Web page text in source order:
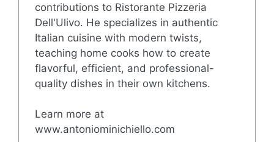
contributions to Ristorante Pizzeria
Dell'Ulivo. He specializes in authentic
Italian cuisine with modern twists,
teaching home cooks how to create
flavorful, efficient, and professional-
quality dishes in their own kitchens.
Learn more at
www.antoniominichiello.com